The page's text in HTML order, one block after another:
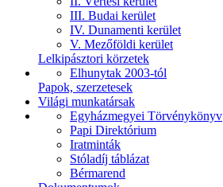
III. Budai kerület
IV. Dunamenti kerület
V. Mezőföldi kerület
Lelkipásztori körzetek
Elhunytak 2003-tól
Papok, szerzetesek
Világi munkatársak
Egyházmegyei Törvénykönyv
Papi Direktórium
Iratminták
Stóladíj táblázat
Bérmarend